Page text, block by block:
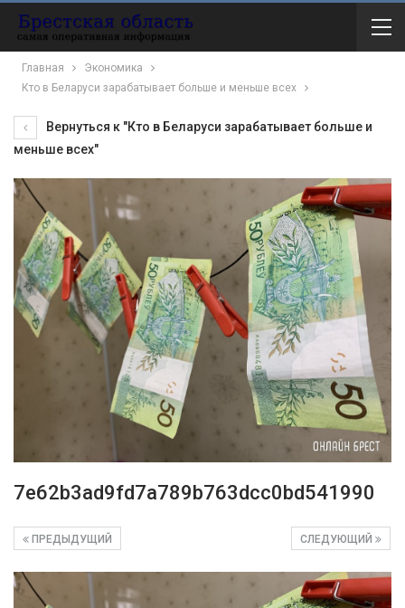
Главная
Экономика
Кто в Беларуси зарабатывает больше и меньше всех
Вернуться к "Кто в Беларуси зарабатывает больше и
меньше всех"
7e62b3ad9fd7a789b763dcc0bd541990
СЛЕДУЮЩИЙ
ПРЕДЫДУЩИЙ